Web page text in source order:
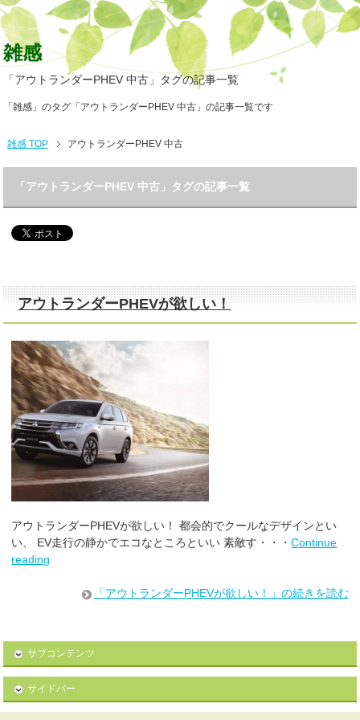
雑感
「アウトランダーPHEV 中古」タグの記事一覧
「雑感」のタグ「アウトランダーPHEV 中古」の記事一覧です
雑感 TOP アウトランダーPHEV 中古
「アウトランダーPHEV 中古」タグの記事一覧
アウトランダーPHEVが欲しい！
アウトランダーPHEVが欲しい！ 都会的でクールなデザインとい
い、 EV走行の静かでエコなところといい 素敵す・・・Continue
reading
「アウトランダーPHEVが欲しい！」の続きを読む
サブコンテンツ
サイドバー